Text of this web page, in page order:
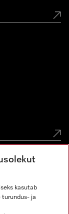
kasutab
turundus- ja